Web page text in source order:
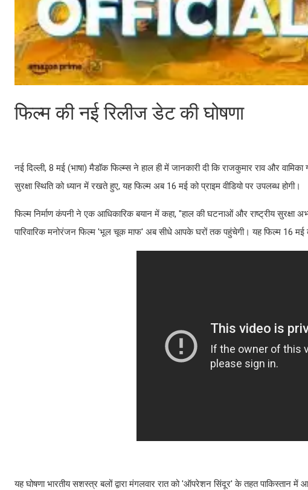
फिल्म की नई रिलीज डेट की घोषणा
नई दिल्ली, 8 मई (भाषा) मैडॉक फिल्म्स ने हाल ही में जानकारी दी कि राजकुमार राव और
सुरक्षा स्थिति को ध्यान में रखते हुए, यह फिल्म अब 16 मई को प्राइम वीडियो पर उपलब्ध होगी।
फिल्म निर्माण कंपनी ने एक आधिकारिक बयान में कहा, "हाल की घटनाओं और राष्ट्रीय
पारिवारिक मनोरंजन फिल्म 'भूल चूक माफ' अब सीधे आपके घरों तक पहुंचेगी। यह फिल्म 16 मई को
यह घोषणा भारतीय सशस्त्र बलों द्वारा मंगलवार रात को 'ऑपरेशन सिंदूर' के तहत पाकिस्तान